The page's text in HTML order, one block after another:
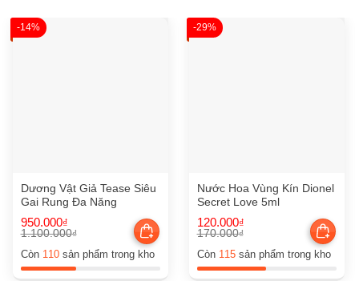
-14%
Dương Vật Giả Tease Siêu
Gai Rung Đa Năng
1.100.000₫
gốc
1.100.000₫.
950.000₫
hiện
là:
Còn 110sản phẩm trong kho
-29%
Nước Hoa Vùng Kín Dionel
Secret Love 5ml
170.000₫
gốc
170.000₫.
120.000₫
hiện
là:
Còn 115sản phẩm trong kho